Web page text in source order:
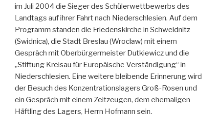
im Juli 2004 die Sieger des Schülerwettbewerbs des
Landtags auf ihrer Fahrt nach Niederschlesien. Auf dem
Programm standen die Friedenskirche in Schweidnitz
(Swidnica), die Stadt Breslau (Wroclaw) mit einem
Gespräch mit Oberbürgermeister Dutkiewicz und die
„Stiftung Kreisau für Europäische Verständigung“ in
Niederschlesien. Eine weitere bleibende Erinnerung wird
der Besuch des Konzentrationslagers Groß-Rosen und
ein Gespräch mit einem Zeitzeugen, dem ehemaligen
Häftling des Lagers, Herrn Hofmann sein.